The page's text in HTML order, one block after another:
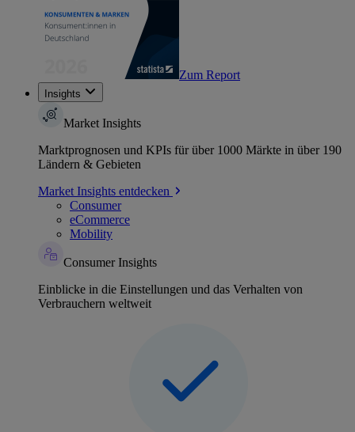
Zum Report
Insights
Market Insights
Marktprognosen und KPIs für über 1000 Märkte in über 190
Ländern & Gebieten
Market Insights entdecken
Consumer
eCommerce
Mobility
Consumer Insights
Einblicke in die Einstellungen und das Verhalten von
Verbrauchern weltweit